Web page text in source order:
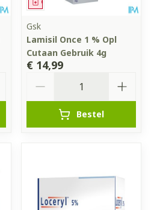
Geneesmiddel
Gsk
Lamisil Once 1 % Opl
Cutaan Gebruik 4g
€ 14,99
Bestel